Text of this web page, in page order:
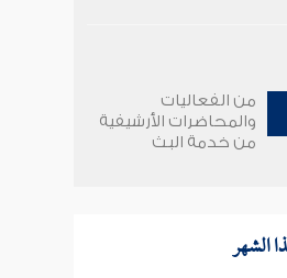
من الفعاليات
والمحاضرات الأرشيفية
من خدمة البث
الشهر